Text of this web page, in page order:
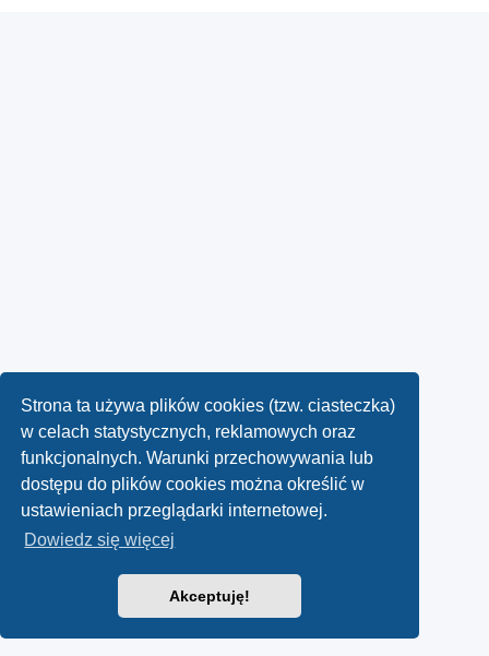
Strona ta używa plików cookies (tzw. ciasteczka)
w celach statystycznych, reklamowych oraz
funkcjonalnych. Warunki przechowywania lub
dostępu do plików cookies można określić w
ustawieniach przeglądarki internetowej.
Dowiedz się więcej
Akceptuję!